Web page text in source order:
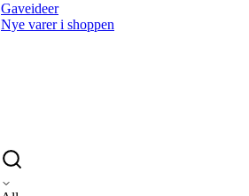
Gaveideer
Nye varer i shoppen